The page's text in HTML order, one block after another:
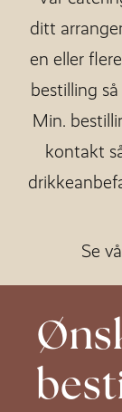
ditt
en eller
bestilling
Min.
kontakt
Se